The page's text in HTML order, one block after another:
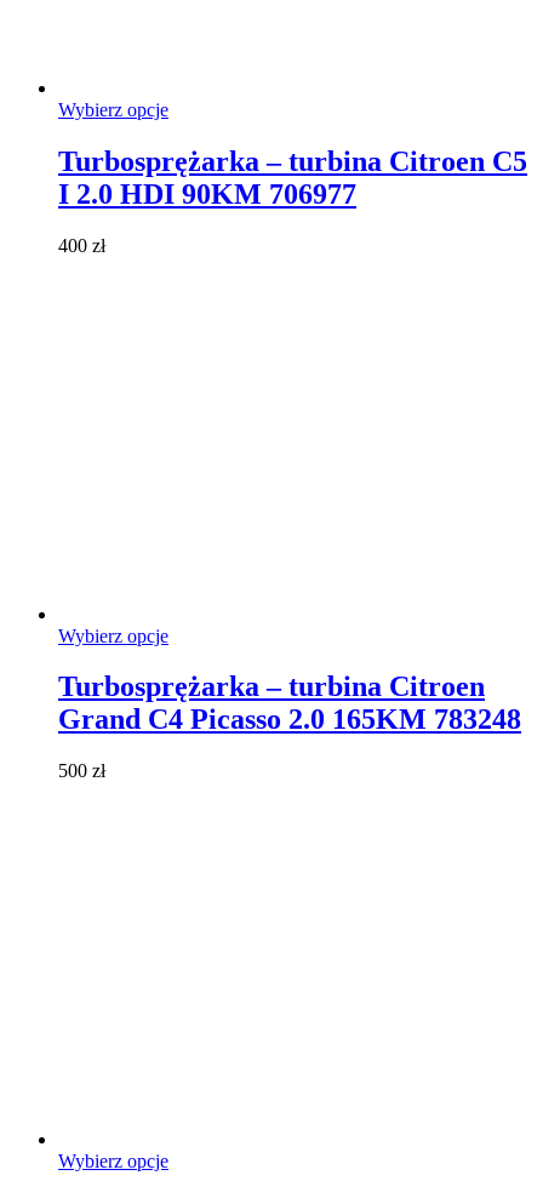
Wybierz opcjeTen
wiele
wariantów.
Turbosprężarka – turbina Citroen C5
I 2.0 HDI 90KM 706977
400 zł
Wybierz opcjeTen
ma
wiele
wariantów.
Turbosprężarka – turbina Citroen
Grand C4 Picasso 2.0 165KM 783248
500 zł
Wybierz opcjeTen